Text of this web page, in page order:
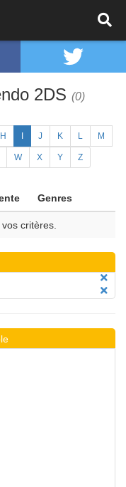
2DS (0)
H J K L M
W X Y Z
Genres
critères.